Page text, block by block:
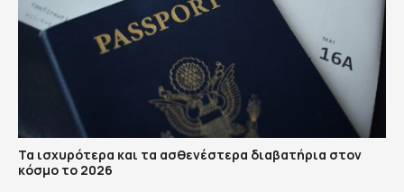
Τα ισχυρότερα και τα ασθενέστερα διαβατήρια στον
κόσμο το 2026